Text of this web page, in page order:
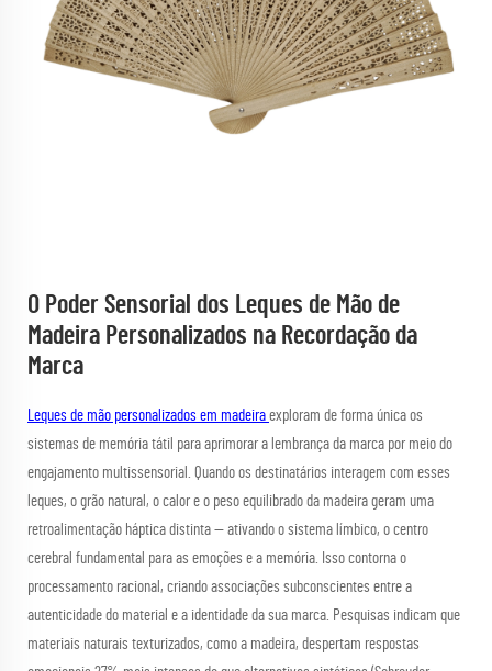
O Poder Sensorial dos Leques de Mão de
Madeira Personalizados na Recordação da
Marca
Leques de mão personalizados em madeira exploram de forma única os
sistemas de memória tátil para aprimorar a lembrança da marca por meio do
engajamento multissensorial. Quando os destinatários interagem com esses
leques, o grão natural, o calor e o peso equilibrado da madeira geram uma
retroalimentação háptica distinta — ativando o sistema límbico, o centro
cerebral fundamental para as emoções e a memória. Isso contorna o
processamento racional, criando associações subconscientes entre a
autenticidade do material e a identidade da sua marca. Pesquisas indicam que
materiais naturais texturizados, como a madeira, despertam respostas